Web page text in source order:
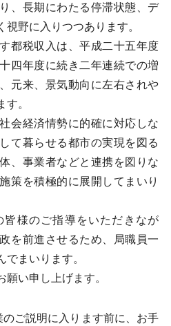
、長期にわたる停滞状態、デ
野に入りつつあります。
都税収入は、平成二十五年度
四年度に続き二年連続での増
元来、景気動向に左右されや
。
会経済情勢に的確に対応しな
て暮らせる都市の実現を図る
、事業者などと連携を図りな
策を積極的に展開してまいり
様のご指導をいただきなが
を前進させるため、局職員一
まいります。
い申し上げます。
ご説明に入ります前に、お手